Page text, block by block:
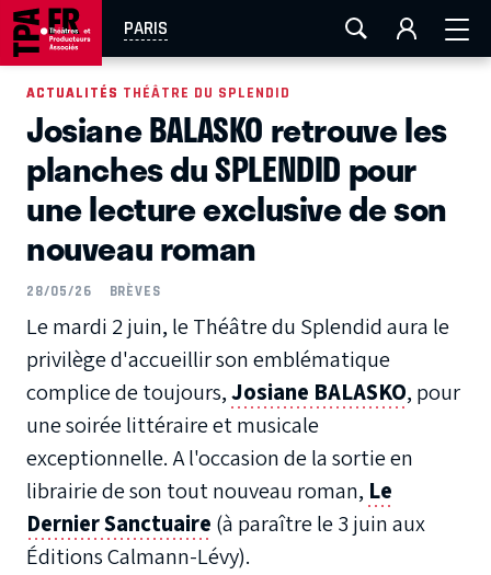
PARIS
AIX-MARSEILLE LA ROCHELLE
EN TOURNÉE
ACTUALITÉS
ACTUALITÉS THÉÂTRE DU SPLENDID
Josiane BALASKO retrouve les
planches du SPLENDID pour
une lecture exclusive de son
nouveau roman
28/05/26 BRÈVES
Le mardi 2 juin, le Théâtre du Splendid aura le
privilège d'accueillir son emblématique
complice de toujours,Josiane BALASKO, pour
une soirée littéraire et musicale
exceptionnelle. A l'occasion de la sortie en
librairie de son tout nouveau roman, Le
Dernier Sanctuaire (à paraître le 3 juin aux
Éditions Calmann-Lévy).